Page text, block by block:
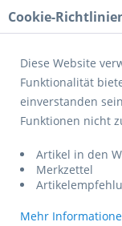
Menü
Übersicht
schwarz
Cookie-
Diese Website
Funktionalität
einverstanden
Funktionen nicht
Artikel in den
Merkzettel
Mehr